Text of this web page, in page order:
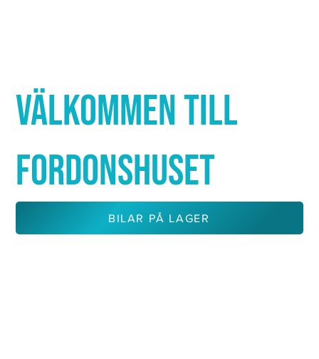
VÄLKOMMEN TILL
FORDONSHUSET
BILAR PÅ LAGER